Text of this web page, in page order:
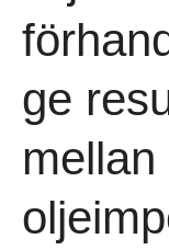
ge